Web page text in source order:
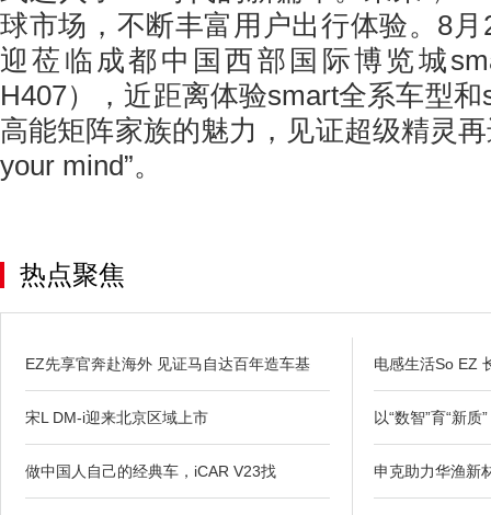
球市场，不断丰富用户出行体验。8
迎莅临成都中国西部国际博览城
H407），近距离体验smart全系车型
高能矩阵家族的魅力，见证超级精灵
your mind”。
热点聚焦
EZ先享官奔赴海外 见证马自达百年造车基
宋L DM-i迎来北京区域上市
做中国人自己的经典车，iCAR V23找
电感生活So EZ
以“数智”育“新质
申克助力华渔新